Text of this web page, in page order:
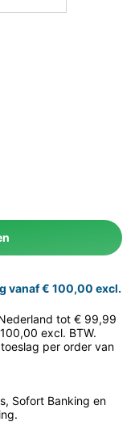
vanaf € 100,00 excl.
tot € 99,99
excl. BTW.
per order van
Sofort Banking en